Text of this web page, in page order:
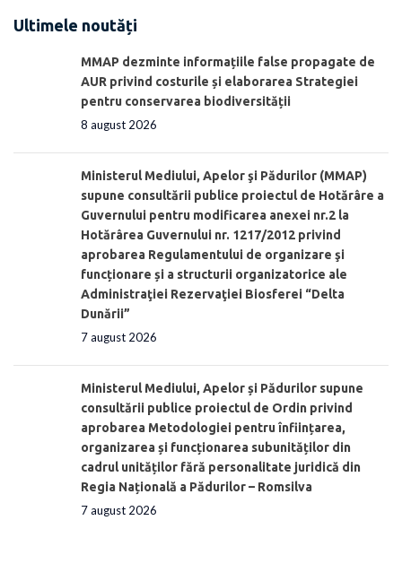
Ultimele noutăți
MMAP dezminte informațiile false propagate de
AUR privind costurile și elaborarea Strategiei
pentru conservarea biodiversității
8 august 2026
Ministerul Mediului, Apelor şi Pădurilor (MMAP)
supune consultării publice proiectul de Hotărâre a
Guvernului pentru modificarea anexei nr.2 la
Hotărârea Guvernului nr. 1217/2012 privind
aprobarea Regulamentului de organizare şi
funcționare și a structurii organizatorice ale
Administraţiei Rezervaţiei Biosferei “Delta
Dunării”
7 august 2026
Ministerul Mediului, Apelor și Pădurilor supune
consultării publice proiectul de Ordin privind
aprobarea Metodologiei pentru înființarea,
organizarea și funcționarea subunităților din
cadrul unităților fără personalitate juridică din
Regia Națională a Pădurilor – Romsilva
7 august 2026